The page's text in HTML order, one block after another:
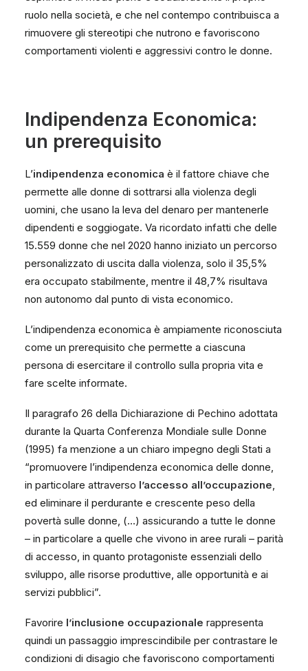
ruolo nella società, e che nel contempo contribuisca a
rimuovere gli stereotipi che nutrono e favoriscono
comportamenti violenti e aggressivi contro le donne.
Indipendenza Economica:
un prerequisito
L’indipendenza economica è il fattore chiave che
permette alle donne di sottrarsi alla violenza degli
uomini, che usano la leva del denaro per mantenerle
dipendenti e soggiogate. Va ricordato infatti che delle
15.559 donne che nel 2020 hanno iniziato un percorso
personalizzato di uscita dalla violenza, solo il 35,5%
era occupato stabilmente, mentre il 48,7% risultava
non autonomo dal punto di vista economico.
L’indipendenza economica è ampiamente riconosciuta
come un prerequisito che permette a ciascuna
persona di esercitare il controllo sulla propria vita e
fare scelte informate.
Il paragrafo 26 della Dichiarazione di Pechino adottata
durante la Quarta Conferenza Mondiale sulle Donne
(1995) fa menzione a un chiaro impegno degli Stati a
“promuovere l’indipendenza economica delle donne,
in particolare attraverso l’accesso all’occupazione,
ed eliminare il perdurante e crescente peso della
povertà sulle donne, (…) assicurando a tutte le donne
– in particolare a quelle che vivono in aree rurali – parità
di accesso, in quanto protagoniste essenziali dello
sviluppo, alle risorse produttive, alle opportunità e ai
servizi pubblici”.
Favorire l’inclusione occupazionale rappresenta
quindi un passaggio imprescindibile per contrastare le
condizioni di disagio che favoriscono comportamenti